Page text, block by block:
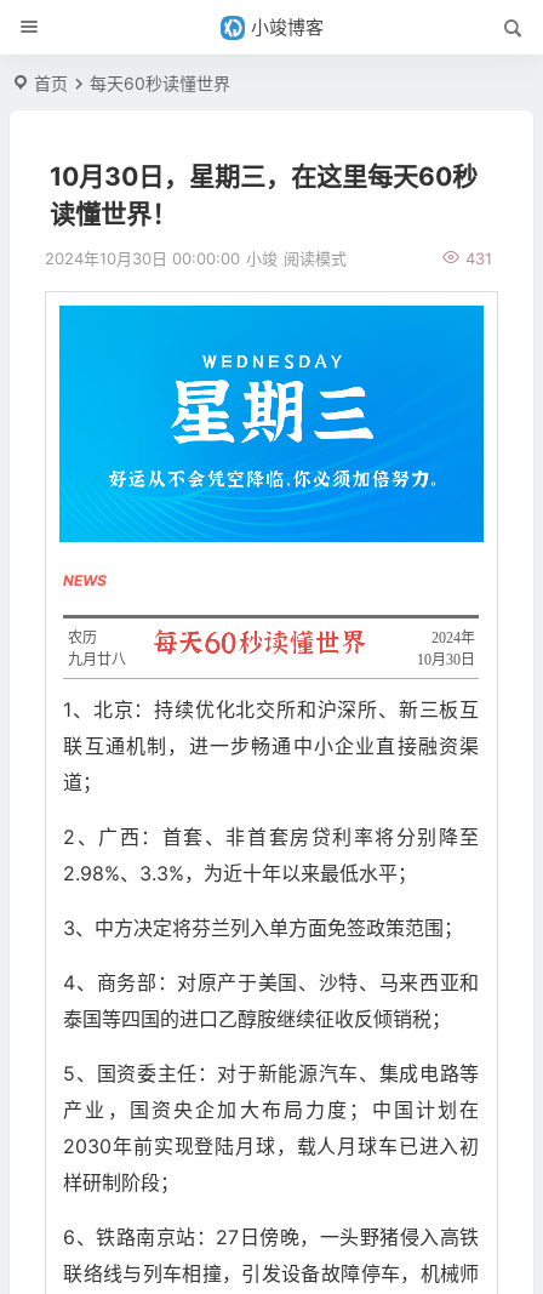
小竣博客
首页 每天60秒读懂世界
10月30日，星期三，在这里每天60秒
读懂世界！
2024年10月30日 00:00:00 小竣 431
阅读模式
NEWS
2024年
10月30日
农历
九月廿八
1、北京：持续优化北交所和沪深所、新三板互
联互通机制，进一步畅通中小企业直接融资渠
道；
2、广西：首套、非首套房贷利率将分别降至
2.98%、3.3%，为近十年以来最低水平；
3、中方决定将芬兰列入单方面免签政策范围；
4、商务部：对原产于美国、沙特、马来西亚和
泰国等四国的进口乙醇胺继续征收反倾销税；
5、国资委主任：对于新能源汽车、集成电路等
产业，国资央企加大布局力度；中国计划在
2030年前实现登陆月球，载人月球车已进入初
样研制阶段；
6、铁路南京站：27日傍晚，一头野猪侵入高铁
联络线与列车相撞，引发设备故障停车，机械师